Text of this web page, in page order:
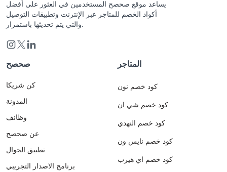
يساعد موقع صحصح المستخدمين في العثور على أفضل
أكواد الخصم للمتاجر عبر الإنترنت وتطبيقات التوصيل
والتي يتم تحديثها باستمرار.
صحصح
كن شريكا
المدونة
وظائف
عن صحصح
تطبيق الجوال
برنامج الاصدار التجريبي
المتاجر
كود خصم نون
كود خصم شي ان
كود خصم النهدي
كود خصم نايس ون
كود خصم اي هيرب